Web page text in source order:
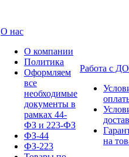
О нас
О компании
Политика
Оформляем
все
необходимые
документы в
рамках 44-
ФЗ и 223-ФЗ
ФЗ-44
ФЗ-223
Работа с
на